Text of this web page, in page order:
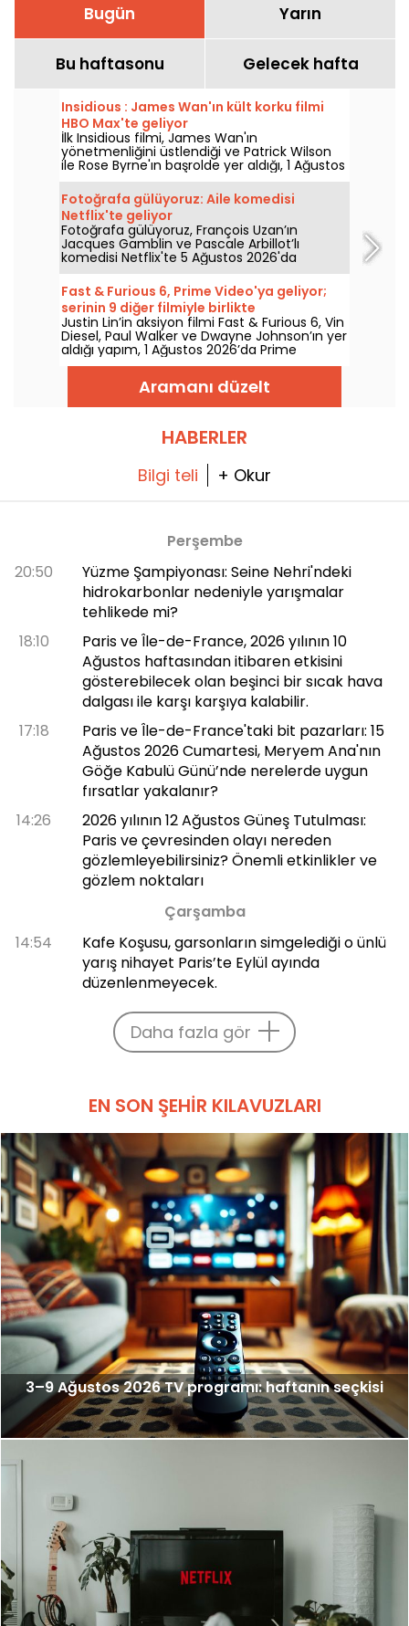
Bugün Yarın
Bu haftasonu Gelecek hafta
Insidious : James Wan'ın kült korku filmi
HBO Max'te geliyor
İlk Insidious filmi, James Wan'ın
yönetmenliğini üstlendiği ve Patrick Wilson
ile Rose Byrne'ın başrolde yer aldığı, 1 Ağustos
2026'da HBO Max'e katılıyor.
Fotoğrafa gülüyoruz: Aile komedisi
Netflix'te geliyor
Fotoğrafa gülüyoruz, François Uzan’ın
Jacques Gamblin ve Pascale Arbillot’lı
komedisi Netflix'te 5 Ağustos 2026'da
izleyiciyle buluşuyor.
Fast & Furious 6, Prime Video'ya geliyor;
serinin 9 diğer filmiyle birlikte
Justin Lin’in aksiyon filmi Fast & Furious 6, Vin
Diesel, Paul Walker ve Dwayne Johnson’ın yer
aldığı yapım, 1 Ağustos 2026’da Prime
Video’da izleyicilerle buluşuyor; serinin birçok
bölümünü de beraberinde getiriyor.
Aramanı düzelt
HABERLER
Bilgi teli + Okur
Perşembe
20:50
Yüzme Şampiyonası: Seine Nehri'ndeki
hidrokarbonlar nedeniyle yarışmalar
tehlikede mi?
18:10
Paris ve Île-de-France, 2026 yılının 10
Ağustos haftasından itibaren etkisini
gösterebilecek olan beşinci bir sıcak hava
dalgası ile karşı karşıya kalabilir.
17:18
Paris ve Île-de-France'taki bit pazarları: 15
Ağustos 2026 Cumartesi, Meryem Ana'nın
Göğe Kabulü Günü’nde nerelerde uygun
fırsatlar yakalanır?
14:26
2026 yılının 12 Ağustos Güneş Tutulması:
Paris ve çevresinden olayı nereden
gözlemleyebilirsiniz? Önemli etkinlikler ve
gözlem noktaları
Çarşamba
14:54
Kafe Koşusu, garsonların simgelediği o ünlü
yarış nihayet Paris’te Eylül ayında
düzenlenmeyecek.
Daha fazla gör
EN SON ŞEHIR KILAVUZLARI
3–9 Ağustos 2026 TV programı: haftanın seçkisi